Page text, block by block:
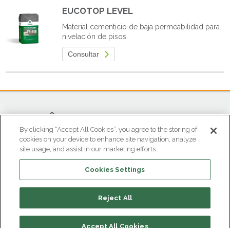
EUCOTOP LEVEL
Material cementicio de baja permeabilidad para
nivelación de pisos
Consultar
OFICINA ATENCIÓN AL CLIENTE
Tel (601) 869 8787
atencioncliente@euclidchemical.com.co
By clicking “Accept All Cookies”, you agree to the storing of
cookies on your device to enhance site navigation, analyze
site usage, and assist in our marketing efforts.
Cookies Settings
Reject All
Accept All Cookies